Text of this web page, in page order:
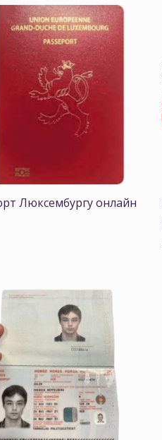
Люксембургу онлайн